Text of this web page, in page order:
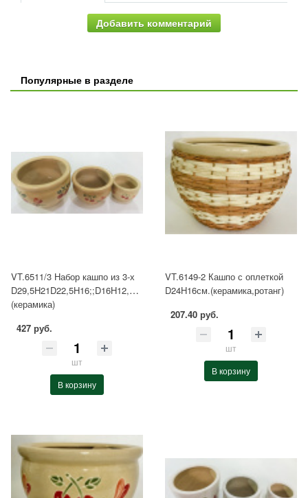
Добавить комментарий
Популярные в разделе
VT.6511/3 Набор кашпо из 3-х
D29,5H21D22,5H16;;D16H12,5см.
(керамика)
427 руб.
шт
В корзину
VT.6149-2 Кашпо с оплеткой
D24H16см.(керамика,ротанг)
207.40 руб.
шт
В корзину